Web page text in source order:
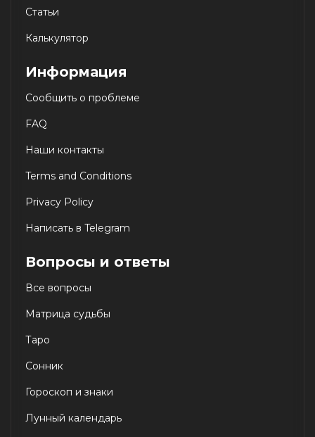
Статьи
Калькулятор
Информация
Сообщить о проблеме
FAQ
Наши контакты
Terms and Conditions
Privacy Policy
Написать в Telegram
Вопросы и ответы
Все вопросы
Матрица судьбы
Таро
Сонник
Гороскоп и знаки
Лунный календарь